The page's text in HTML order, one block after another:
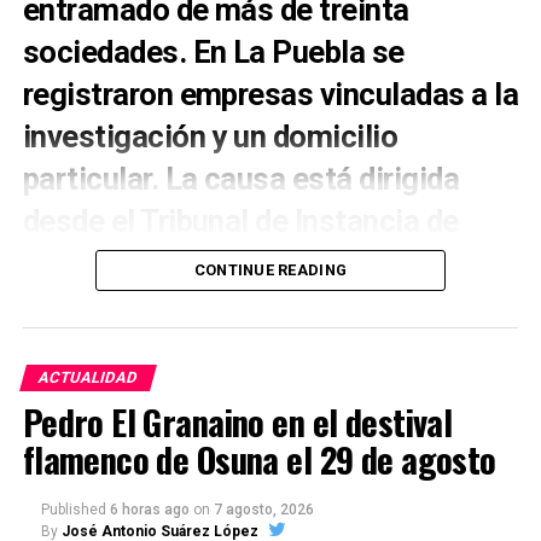
entramado de más de treinta
sociedades. En La Puebla se
registraron empresas vinculadas a la
investigación y un domicilio
particular. La causa está dirigida
Morón de la Frontera.
el fraude fiscal conocidas este verano en Andalucía.
La Policía Nacional, el Servicio de Vigilancia
Aduanera y el Área de Inspección Financiera de la
Agencia Tributaria han desarticulado una
organización presuntamente dedicada a defraudar
el IVA en la comercialización de bebidas alcohólicas
CONTINUE READING
ACTUALIDAD
Pedro El Granaino en el destival
flamenco de Osuna el 29 de agosto
Published 6 horas ago on 7 agosto, 2026
By José Antonio Suárez López